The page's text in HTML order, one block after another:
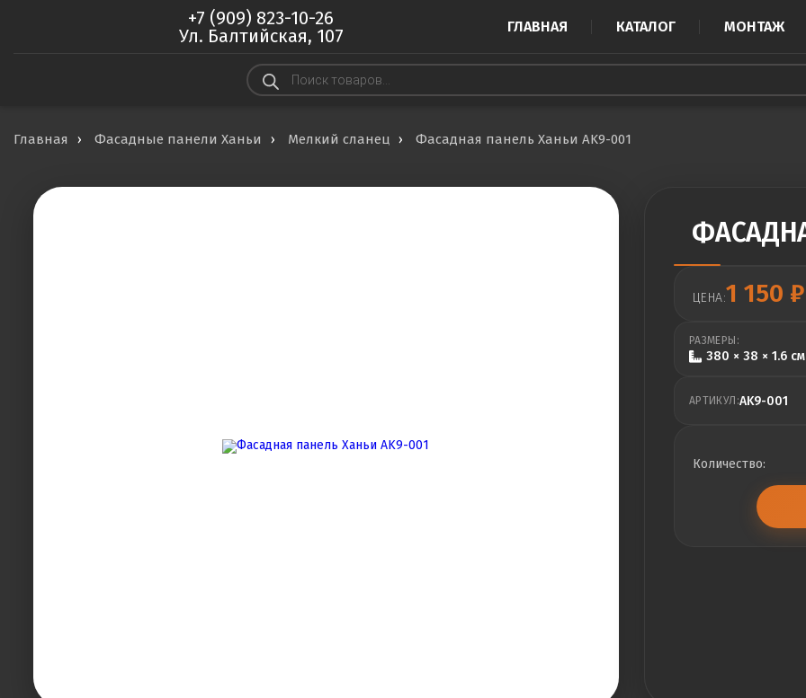
+7 (909) 823-10-26
Ул. Балтийская, 107
ГЛАВНАЯ КАТАЛОГ МОНТАЖ
Поиск
товаров
Главная Фасадные панели Ханьи Мелкий сланец Фасадная панель Ханьи AK9-001
ЦЕНА:1 150 ₽
РАЗМЕРЫ:
380 × 38 × 1.6 см
АРТИКУЛ:AK9-001
Количество: